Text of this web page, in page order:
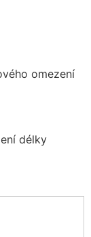
omezení
délky